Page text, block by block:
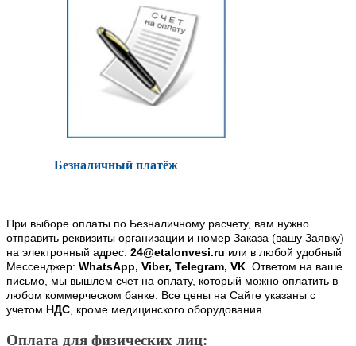
Безналичный платёж
При выборе оплаты по Безналичному расчету, вам нужно
отправить реквизиты организации и номер Заказа (вашу Заявку)
на электронный адрес: 24@etalonvesi.ru или в любой удобный
Мессенджер: WhatsApp, Viber, Telegram, VK. Ответом на ваше
письмо, мы вышлем счет на оплату, который можно оплатить в
любом коммерческом банке. Все цены на Сайте указаны с
учетом НДС, кроме медицинского оборудования.
Оплата для физических лиц: